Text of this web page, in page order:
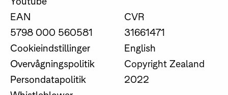
EAN
5798 000 560581
CVR
31661471
Cookieindstillinger
Overvågningspolitik
Persondatapolitik
English
Copyright Zealand
2022